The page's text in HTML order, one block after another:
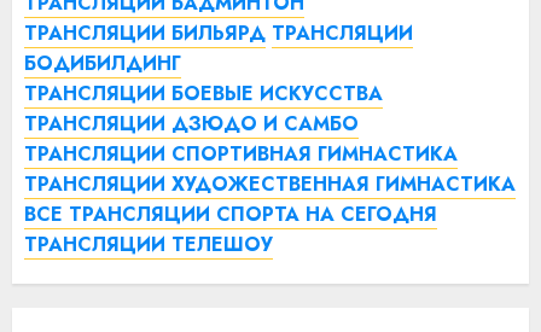
ТРАНСЛЯЦИИ БИЛЬЯРД ТРАНСЛЯЦИИ
БОДИБИЛДИНГ
ТРАНСЛЯЦИИ БОЕВЫЕ ИСКУССТВА
ТРАНСЛЯЦИИ ДЗЮДО И САМБО
ТРАНСЛЯЦИИ СПОРТИВНАЯ ГИМНАСТИКА
ТРАНСЛЯЦИИ ХУДОЖЕСТВЕННАЯ ГИМНАСТИКА
ВСЕ ТРАНСЛЯЦИИ СПОРТА НА СЕГОДНЯ
ТРАНСЛЯЦИИ ТЕЛЕШОУ